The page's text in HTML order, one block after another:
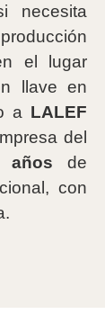
necesita
el lugar
llave en
a LALEF
del
años de
con